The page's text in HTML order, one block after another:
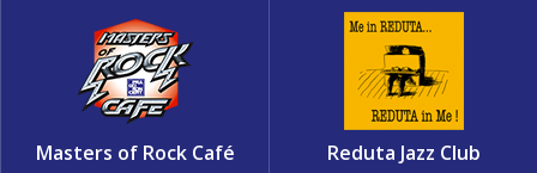
Masters of Rock Café Reduta Jazz Club